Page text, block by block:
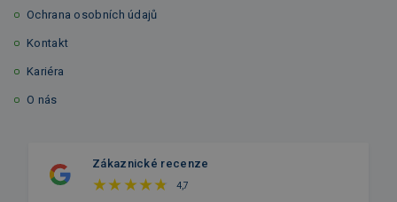
Ochrana osobních údajů
Kontakt
Kariéra
O nás
Zákaznické recenze
4,7